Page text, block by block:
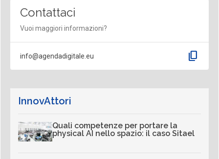
Contattaci
Vuoi maggiori informazioni?
info@agendadigitale.eu content_copy
InnovAttori
Quali competenze per portare la
physical AI nello spazio: il caso Sitael